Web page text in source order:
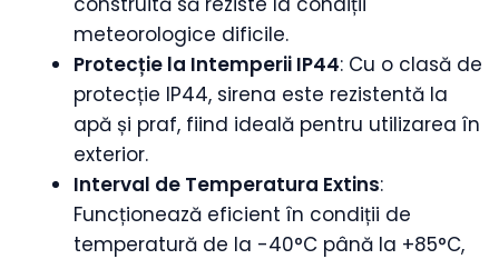
meteorologice dificile.
Protecție la Intemperii IP44: Cu o clasă de
protecție IP44, sirena este rezistentă la
apă și praf, fiind ideală pentru utilizarea în
exterior.
Interval de Temperatura Extins:
Funcționează eficient în condiții de
temperatură de la -40°C până la +85°C,